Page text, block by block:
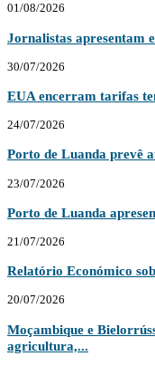
01/08/2026
Jornalistas apresentam
30/07/2026
EUA encerram tarifas
24/07/2026
Porto de Luanda prevê
23/07/2026
Porto de Luanda
21/07/2026
Relatório Económico
20/07/2026
Moçambique e
agricultura,...